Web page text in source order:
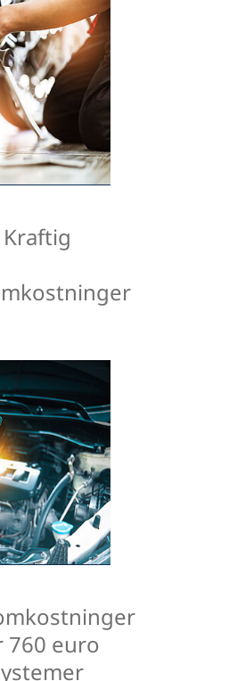
760 euro